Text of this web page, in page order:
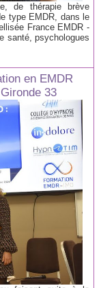
de thérapie brève
type EMDR, dans le
France EMDR -
santé, psychologues
en EMDR
33